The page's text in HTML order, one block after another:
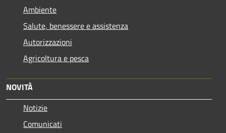
Ambiente
Salute, benessere e assistenza
Autorizzazioni
Agricoltura e pesca
NOVITÀ
Notizie
Comunicati